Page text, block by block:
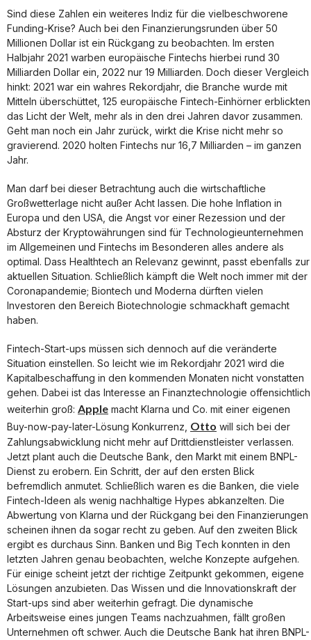
Sind diese Zahlen ein weiteres Indiz für die vielbeschworene
Funding-Krise? Auch bei den Finanzierungsrunden über 50
Millionen Dollar ist ein Rückgang zu beobachten. Im ersten
Halbjahr 2021 warben europäische Fintechs hierbei rund 30
Milliarden Dollar ein, 2022 nur 19 Milliarden. Doch dieser Vergleich
hinkt: 2021 war ein wahres Rekordjahr, die Branche wurde mit
Mitteln überschüttet, 125 europäische Fintech-Einhörner erblickten
das Licht der Welt, mehr als in den drei Jahren davor zusammen.
Geht man noch ein Jahr zurück, wirkt die Krise nicht mehr so
gravierend. 2020 holten Fintechs nur 16,7 Milliarden – im ganzen
Jahr.
Man darf bei dieser Betrachtung auch die wirtschaftliche
Großwetterlage nicht außer Acht lassen. Die hohe Inflation in
Europa und den USA, die Angst vor einer Rezession und der
Absturz der Kryptowährungen sind für Technologieunternehmen
im Allgemeinen und Fintechs im Besonderen alles andere als
optimal. Dass Healthtech an Relevanz gewinnt, passt ebenfalls zur
aktuellen Situation. Schließlich kämpft die Welt noch immer mit der
Coronapandemie; Biontech und Moderna dürften vielen
Investoren den Bereich Biotechnologie schmackhaft gemacht
haben.
Fintech-Start-ups müssen sich dennoch auf die veränderte
Situation einstellen. So leicht wie im Rekordjahr 2021 wird die
Kapitalbeschaffung in den kommenden Monaten nicht vonstatten
gehen. Dabei ist das Interesse an Finanztechnologie offensichtlich
weiterhin groß: Apple macht Klarna und Co. mit einer eigenen
Buy-now-pay-later-Lösung Konkurrenz, Otto will sich bei der
Zahlungsabwicklung nicht mehr auf Drittdienstleister verlassen.
Jetzt plant auch die Deutsche Bank, den Markt mit einem BNPL-
Dienst zu erobern. Ein Schritt, der auf den ersten Blick
befremdlich anmutet. Schließlich waren es die Banken, die viele
Fintech-Ideen als wenig nachhaltige Hypes abkanzelten. Die
Abwertung von Klarna und der Rückgang bei den Finanzierungen
scheinen ihnen da sogar recht zu geben. Auf den zweiten Blick
ergibt es durchaus Sinn. Banken und Big Tech konnten in den
letzten Jahren genau beobachten, welche Konzepte aufgehen.
Für einige scheint jetzt der richtige Zeitpunkt gekommen, eigene
Lösungen anzubieten. Das Wissen und die Innovationskraft der
Start-ups sind aber weiterhin gefragt. Die dynamische
Arbeitsweise eines jungen Teams nachzuahmen, fällt großen
Unternehmen oft schwer. Auch die Deutsche Bank hat ihren BNPL-